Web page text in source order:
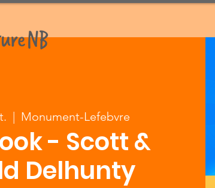
  |
Monument-Lefebvre
- Scott &
Delhunty